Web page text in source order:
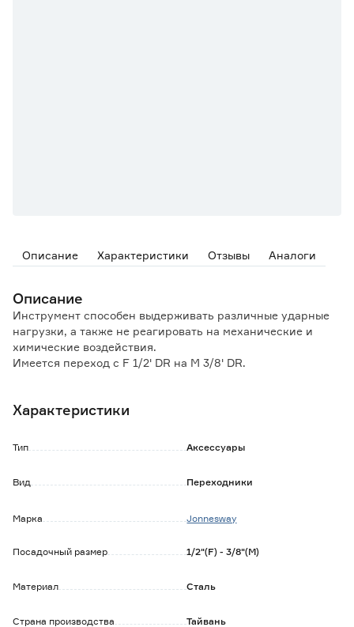
Описание Характеристики Отзывы Аналоги
Описание
Инструмент способен выдерживать различные ударные
нагрузки, а также не реагировать на механические и
химические воздействия.
Имеется переход с F 1/2' DR на M 3/8' DR.
Характеристики
Тип Аксессуары
Вид Переходники
Марка Jonnesway
Посадочный размер 1/2"(F) - 3/8"(M)
Материал Сталь
Страна производства Тайвань